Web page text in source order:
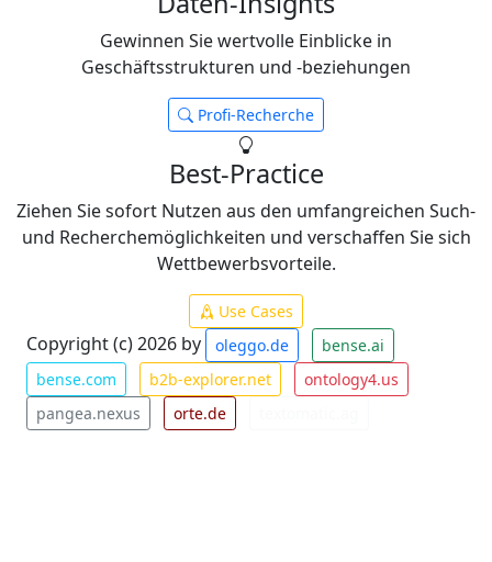
Gewinnen Sie wertvolle Einblicke in
Geschäftsstrukturen und -beziehungen
Profi-Recherche
Best-Practice
Ziehen Sie sofort Nutzen aus den umfangreichen Such-
und Recherchemöglichkeiten und verschaffen Sie sich
Wettbewerbsvorteile.
Use Cases
Copyright (c) 2026 by oleggo.de
bense.ai
bense.com
b2b-explorer.net
ontology4.us
pangea.nexus
orte.de